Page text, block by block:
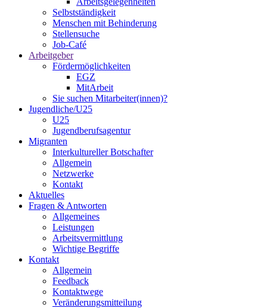
Selbstständigkeit
Menschen mit Behinderung
Stellensuche
Job-Café
Arbeitgeber
Fördermöglichkeiten
EGZ
MitArbeit
Sie suchen Mitarbeiter(innen)?
Jugendliche/U25
U25
Jugendberufsagentur
Migranten
Interkultureller Botschafter
Allgemein
Netzwerke
Kontakt
Aktuelles
Fragen & Antworten
Allgemeines
Leistungen
Arbeitsvermittlung
Wichtige Begriffe
Kontakt
Allgemein
Feedback
Kontaktwege
Veränderungsmitteilung